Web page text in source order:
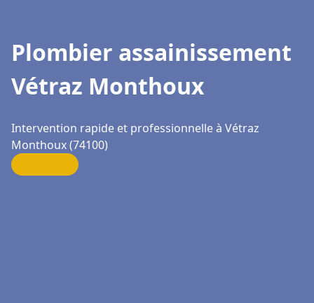
Plombier assainissement
Vétraz Monthoux
Intervention rapide et professionnelle à Vétraz
Monthoux (74100)